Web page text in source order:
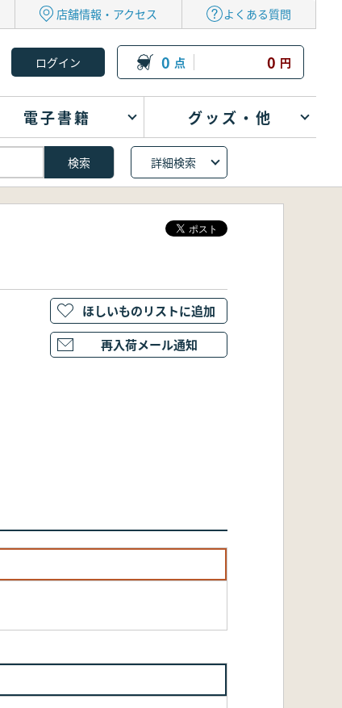
店舗情報・アクセス よくある質問
0 点 0 円
電子書籍 グッズ・他
詳細検索
ほしいものリストに追加
再入荷メール通知